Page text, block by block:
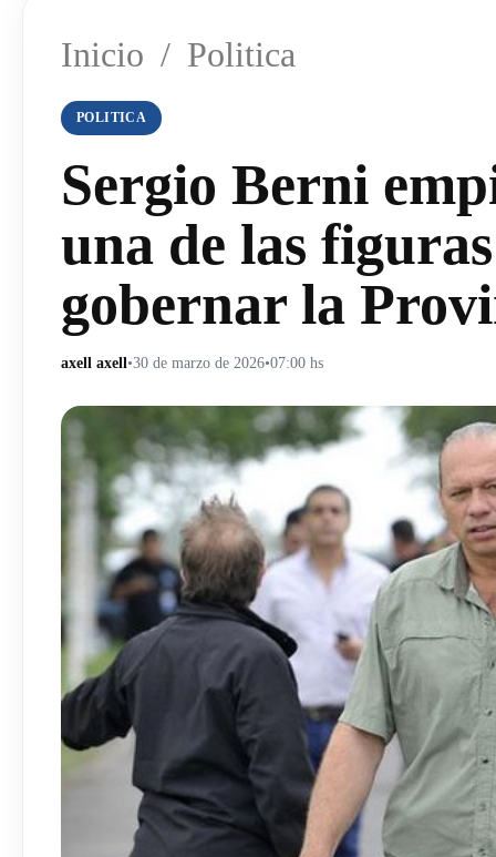
Inicio / Politica
POLITICA
Sergio Berni
una de las
gobernar la
axell axell•30 de marzo de 2026•07:00 hs